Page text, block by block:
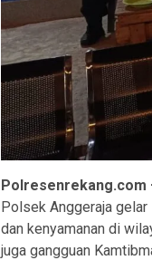
Polresenrekang.com
Polsek Anggeraja gelar
dan kenyamanan di
juga gangguan